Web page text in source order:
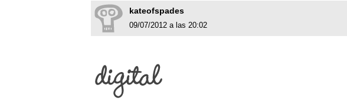
kateofspades
09/07/2012 a las 20:02